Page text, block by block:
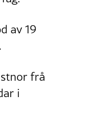
av 19
frå
i